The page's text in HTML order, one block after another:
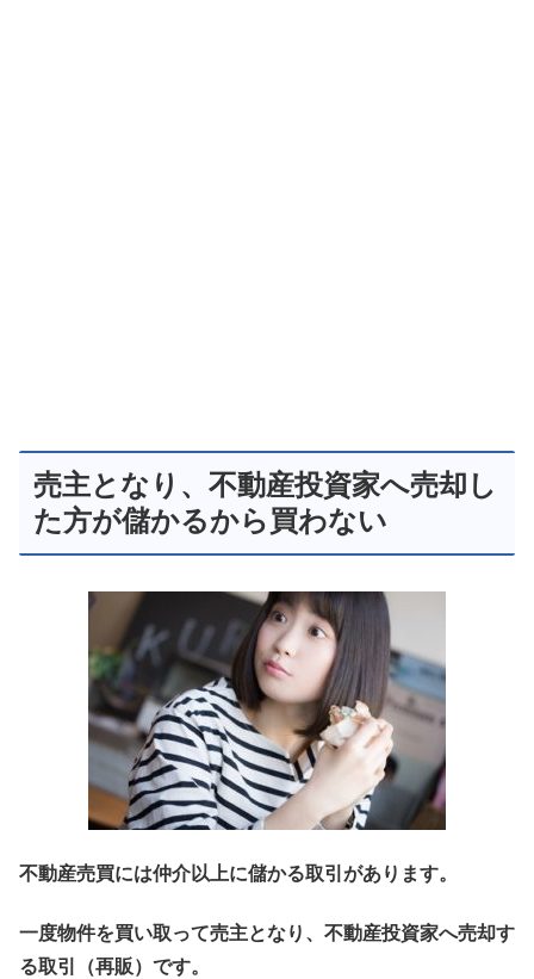
売主となり、不動産投資家へ売却し
た方が儲かるから買わない
不動産売買には仲介以上に儲かる取引があります。
一度物件を買い取って売主となり、不動産投資家へ売却す
る取引（再販）です。